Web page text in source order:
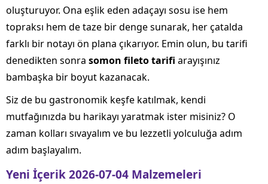
oluşturuyor. Ona eşlik eden adaçayı sosu ise hem
topraksı hem de taze bir denge sunarak, her çatalda
farklı bir notayı ön plana çıkarıyor. Emin olun, bu tarifi
denedikten sonra somon fileto tarifi arayışınız
bambaşka bir boyut kazanacak.
Siz de bu gastronomik keşfe katılmak, kendi
mutfağınızda bu harikayı yaratmak ister misiniz? O
zaman kolları sıvayalım ve bu lezzetli yolculuğa adım
adım başlayalım.
Yeni İçerik 2026-07-04 Malzemeleri